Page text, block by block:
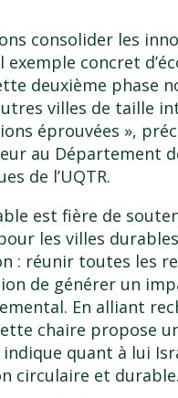
consolider les
concret
deuxième phase
villes de taille
éprouvées »,
au Département
de l’UQTR.
est fière de
les villes durables
: réunir toutes les
de générer un
En alliant
chaire propose
quant à lui
circulaire et durable.